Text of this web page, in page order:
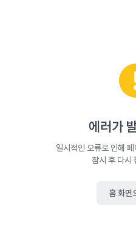
에러가
일시적인 오류로 인해
잠시 후 다시
홈 화면